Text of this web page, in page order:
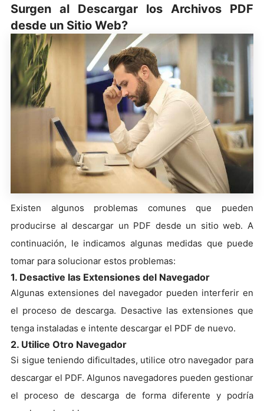
Surgen al Descargar los Archivos PDF
desde un Sitio Web?
Existen algunos problemas comunes que pueden
producirse al descargar un PDF desde un sitio web. A
continuación, le indicamos algunas medidas que puede
tomar para solucionar estos problemas:
1. Desactive las Extensiones del Navegador
Algunas extensiones del navegador pueden interferir en
el proceso de descarga. Desactive las extensiones que
tenga instaladas e intente descargar el PDF de nuevo.
2. Utilice Otro Navegador
Si sigue teniendo dificultades, utilice otro navegador para
descargar el PDF. Algunos navegadores pueden gestionar
el proceso de descarga de forma diferente y podría